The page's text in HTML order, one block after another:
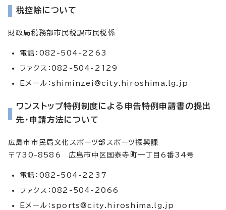
税控除について
財政局税務部市民税課市民税係
電話：082-504-2263
ファクス：082-504-2129
Eメール： shiminzei@city.hiroshima.lg.jp
ワンストップ特例制度による申告特例申請書の提出
先・申請方法について
広島市市民局文化スポーツ部スポーツ振興課
〒730-8586 広島市中区国泰寺町一丁目6番34号
電話：082-504-2237
ファクス：082-504-2066
Eメール： sports@city.hiroshima.lg.jp